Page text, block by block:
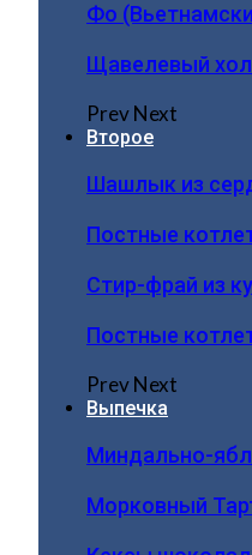
Фо
Щавелевый
PrevNext
Второе
Шашлык из
Постные
Стир-фрай из
Постные
PrevNext
Выпечка
Миндально-
Морковный